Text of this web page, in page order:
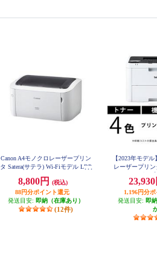
Canon A4モノクロレーザープリン
タ Satera(サテラ) Wi-Fiモデル LBP
8,800円
(税込)
88円分ポイント還元
発送目安: 即納（在庫あり）
(12件)
【2023年モデ
レーザープリ
23,930
1,196円分
発送目安: 即